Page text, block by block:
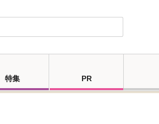
特集 PR